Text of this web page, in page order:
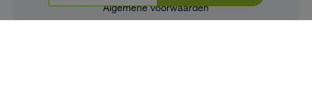
Algemene voorwaarden